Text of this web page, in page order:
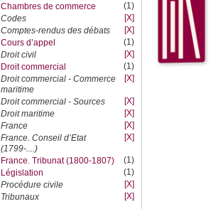
Chambres de commerce
(1)
Codes
[X]
Comptes-rendus des débats
[X]
Cours d’appel
(1)
Droit civil
[X]
Droit commercial
(1)
Droit commercial - Commerce
maritime
[X]
Droit commercial - Sources
[X]
Droit maritime
[X]
France
[X]
France. Conseil d’Etat
(1799-....)
[X]
France. Tribunat (1800-1807)
(1)
Législation
(1)
Procédure civile
[X]
Tribunaux
[X]